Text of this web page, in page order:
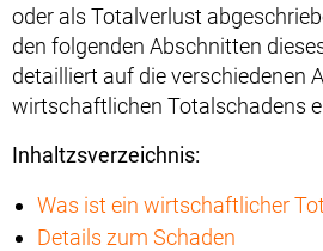
oder als Totalverlust
den folgenden Abschnitten
detailliert auf die verschiedenen
wirtschaftlichen Totalschadens
Inhaltzsverzeichnis:
Was ist ein wirtschaftlicher
Details zum Schaden